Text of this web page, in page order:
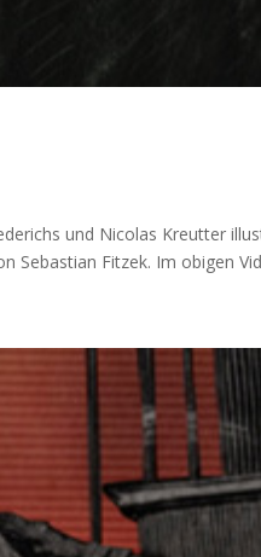
und Nicolas Kreutter
Sebastian Fitzek. Im obigen